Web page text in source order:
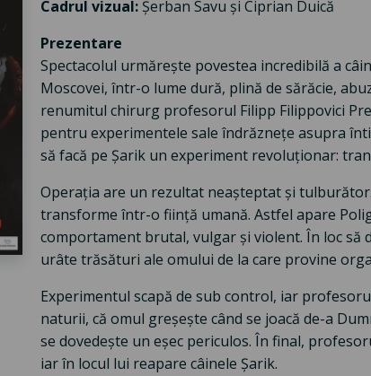
Cadrul vizual: Șerban Savu și Ciprian Duică
Prezentare
Spectacolul urmărește povestea incredibilă a
Moscovei, într-o lume dură, plină de sărăcie,
renumitul chirurg profesorul Filipp Filippovici
pentru experimentele sale îndrăznețe asupra
să facă pe Șarik un experiment revoluționar:
Operația are un rezultat neașteptat și
transforme într-o ființă umană. Astfel apare
comportament brutal, vulgar și violent. În loc să
urâte trăsături ale omului de la care provine
Experimentul scapă de sub control, iar
naturii, că omul greșește când se joacă de-a
se dovedește un eșec periculos. În final,
iar în locul lui reapare câinele Șarik.